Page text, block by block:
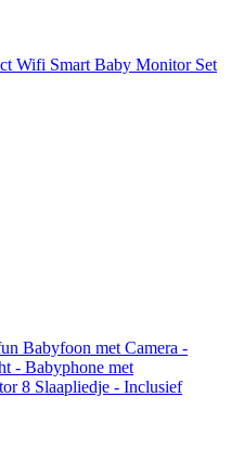
Wifi Smart Baby Monitor Set
Babyfoon met Camera -
- Babyphone met
8 Slaapliedje - Inclusief